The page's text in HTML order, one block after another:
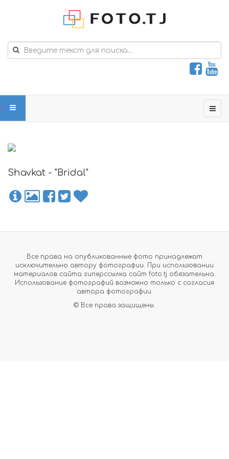
Shavkat - "Bridal"
Все права на опубликованные фото принадлежат
исключительно автору фотографии. При использовании
материалов сайта гиперссылка сайт foto.tj обязательна.
Использование фотографий возможно только с согласия
автора фотографии.
© Все права защищены.